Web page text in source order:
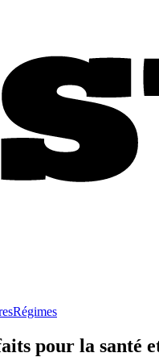
Régimes
pour la santé